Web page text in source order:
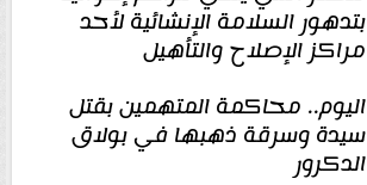
بتدهور السلامة الإنشائية لأحد
مراكز الإصلاح والتأهيل
اليوم.. محاكمة المتهمين بقتل
سيدة وسرقة ذهبها في بولاق
الدكرور